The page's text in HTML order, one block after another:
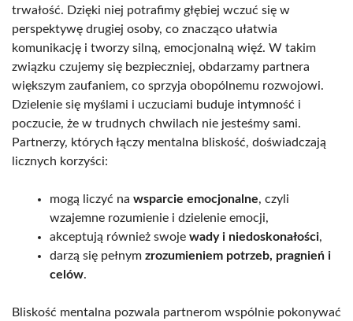
trwałość. Dzięki niej potrafimy głębiej wczuć się w
perspektywę drugiej osoby, co znacząco ułatwia
komunikację i tworzy silną, emocjonalną więź. W takim
związku czujemy się bezpieczniej, obdarzamy partnera
większym zaufaniem, co sprzyja obopólnemu rozwojowi.
Dzielenie się myślami i uczuciami buduje intymność i
poczucie, że w trudnych chwilach nie jesteśmy sami.
Partnerzy, których łączy mentalna bliskość, doświadczają
licznych korzyści:
mogą liczyć na wsparcie emocjonalne, czyli
wzajemne rozumienie i dzielenie emocji,
akceptują również swoje wady i niedoskonałości,
darzą się pełnym zrozumieniem potrzeb, pragnień i
celów.
Bliskość mentalna pozwala partnerom wspólnie pokonywać